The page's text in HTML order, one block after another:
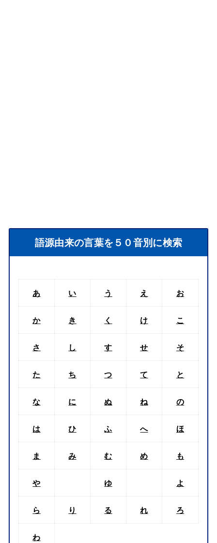
語源由来の言葉を５０音別に検索
あ い う え お
か き く け こ
さ し す せ そ
た ち つ て と
な に ぬ ね の
は ひ ふ へ ほ
ま み む め も
や ゆ よ
ら り る れ ろ
わ